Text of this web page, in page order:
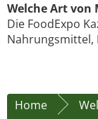
Welche Art von
Die FoodExpo
Nahrungsmittel,
Home